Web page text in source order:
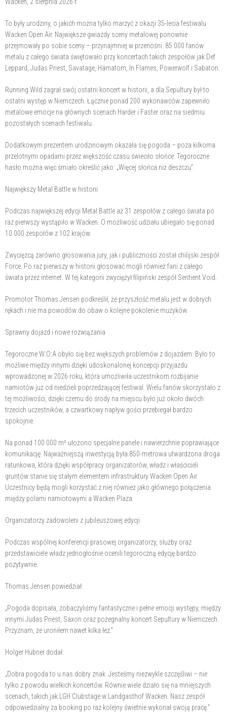
To były urodziny, o jakich można tylko marzyć z okazji 35-lecia festiwalu
Wacken Open Air. Największe gwiazdy sceny metalowej ponownie
przejmowały po sobie sceny – przynajmniej w przenośni. 85 000 fanów
metalu z całego świata świętowało przy koncertach takich zespołów jak Def
Leppard, Judas Priest, Savatage, Hämatom, In Flames, Powerwolf i Sabaton.
Running Wild zagrał swój ostatni koncert w historii, a dla Sepultury był to
ostatni występ w Niemczech. Łącznie ponad 200 wykonawców zapewniło
metalowe emocje na głównych scenach Harder i Faster oraz na siedmiu
pozostałych scenach festiwalu.
Dodatkowym prezentem urodzinowym okazała się pogoda – poza kilkoma
przelotnymi opadami przez większość czasu świeciło słońce. Tegoroczne
hasło można więc śmiało określić jako: „Więcej słońca niż deszczu”.
Największy Metal Battle w historii
Podczas największej edycji Metal Battle aż 31 zespołów z całego świata po
raz pierwszy wystąpiło w Wacken. O możliwość udziału ubiegało się ponad
10 000 zespołów z 102 krajów.
Zwycięzcą zarówno głosowania jury, jak i publiczności został chilijski zespół
Force. Po raz pierwszy w historii głosować mogli również fani z całego
świata przez internet. W tej kategorii zwyciężył filipiński zespół Sentient Void.
Promotor Thomas Jensen podkreślił, że przyszłość metalu jest w dobrych
rękach i nie ma powodów do obaw o kolejne pokolenie muzyków.
Sprawny dojazd i nowe rozwiązania
Tegoroczne W:O:A obyło się bez większych problemów z dojazdem. Było to
możliwe między innymi dzięki udoskonalonej koncepcji przyjazdu
wprowadzonej w 2026 roku, która umożliwiła uczestnikom rozbijanie
namiotów już od niedzieli poprzedzającej festiwal. Wielu fanów skorzystało z
tej możliwości, dzięki czemu do środy na miejscu było już około dwóch
trzecich uczestników, a czwartkowy napływ gości przebiegał bardzo
spokojnie.
Na ponad 100 000 m² ułożono specjalne panele i nawierzchnie poprawiające
komunikację. Najważniejszą inwestycją była 850-metrowa utwardzona droga
ratunkowa, która dzięki współpracy organizatorów, władz i właścicieli
gruntów stanie się stałym elementem infrastruktury Wacken Open Air.
Uczestnicy będą mogli korzystać z niej również jako głównego połączenia
między polami namiotowymi a Wacken Plaza.
Organizatorzy zadowoleni z jubileuszowej edycji
Podczas wspólnej konferencji prasowej organizatorzy, służby oraz
przedstawiciele władz jednogłośnie ocenili tegoroczną edycję bardzo
pozytywnie.
Thomas Jensen powiedział:
„Pogoda dopisała, zobaczyliśmy fantastyczne i pełne emocji występy, między
innymi Judas Priest, Saxon oraz pożegnalny koncert Sepultury w Niemczech.
Przyznam, że uroniłem nawet kilka łez.”
Holger Hübner dodał:
„Dobra pogoda to u nas dobry znak. Jesteśmy niezwykle szczęśliwi – nie
tylko z powodu wielkich koncertów. Równie wiele działo się na mniejszych
scenach, takich jak LGH Clubstage w Landgasthof Wacken. Nasz zespół
odpowiedzialny za booking po raz kolejny świetnie wykonał swoją pracę.”